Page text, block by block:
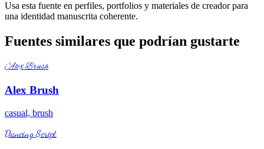
Usa esta fuente en perfiles, portfolios y materiales de creador para
una identidad manuscrita coherente.
Fuentes similares que podrían gustarte
Alex Brush
Alex Brush
casual, brush
Dancing Script